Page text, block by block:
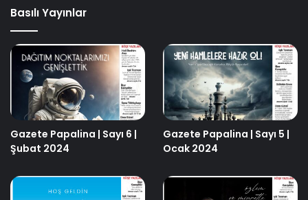
Basılı Yayınlar
Gazete Papalina | Sayı 6 |
Şubat 2024
Gazete Papalina | Sayı 5 |
Ocak 2024